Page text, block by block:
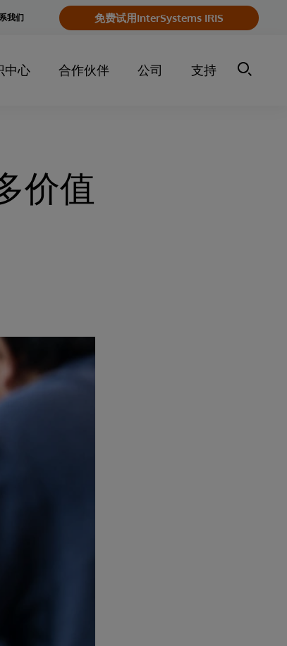
我们 免费试用InterSystems IRIS
中心 合作伙伴 公司 支持
价值